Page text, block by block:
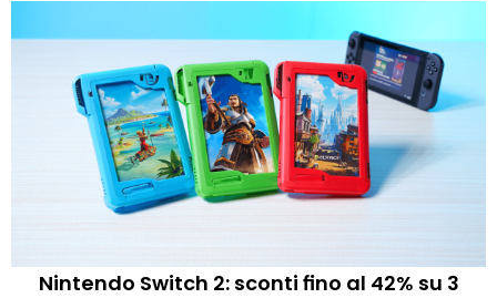
Nintendo Switch 2: sconti fino al 42% su 3